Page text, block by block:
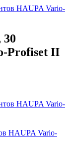
30
Profiset II
HAUPA Vario-